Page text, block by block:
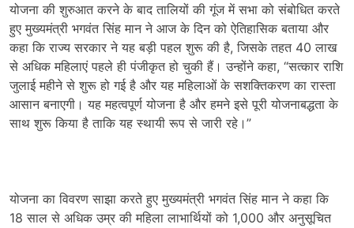
योजना की शुरुआत करने के बाद तालियों की गूंज में सभा को संबोधित करते
हुए मुख्यमंत्री भगवंत सिंह मान ने आज के दिन को ऐतिहासिक बताया और
कहा कि राज्य सरकार ने यह बड़ी पहल शुरू की है, जिसके तहत 40 लाख
से अधिक महिलाएं पहले ही पंजीकृत हो चुकी हैं। उन्होंने कहा, “सत्कार राशि
जुलाई महीने से शुरू हो गई है और यह महिलाओं के सशक्तिकरण का रास्ता
आसान बनाएगी। यह महत्वपूर्ण योजना है और हमने इसे पूरी योजनाबद्धता के
साथ शुरू किया है ताकि यह स्थायी रूप से जारी रहे।”
योजना का विवरण साझा करते हुए मुख्यमंत्री भगवंत सिंह मान ने कहा कि
18 साल से अधिक उम्र की महिला लाभार्थियों को 1,000 और अनुसूचित